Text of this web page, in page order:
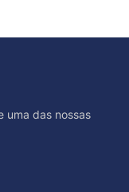
uma das nossas